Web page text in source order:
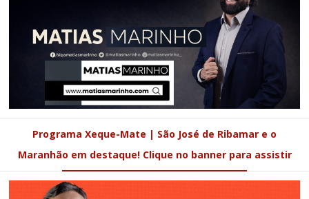
Programa Xeque-Mate | São José de Ribamar e o
Maranhão em destaque! Clique no banner para assistir